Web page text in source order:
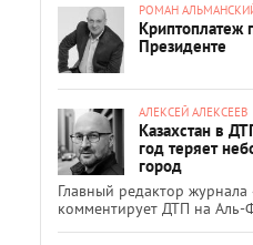
РОМАН
Криптоплатеж
Президенте
АЛЕКСЕЙ АЛЕКСЕЕВ
Казахстан в
год теряет
город
Главный редактор журнала
комментирует ДТП на Аль-